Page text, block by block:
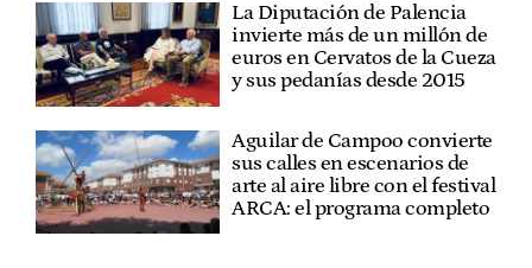
La Diputación de Palencia
invierte más de un millón de
euros en Cervatos de la Cueza
y sus pedanías desde 2015
Aguilar de Campoo convierte
sus calles en escenarios de
arte al aire libre con el festival
ARCA: el programa completo